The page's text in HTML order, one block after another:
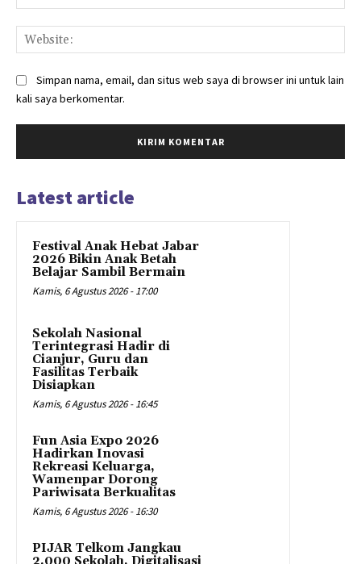
Simpan nama, email, dan situs web saya di browser ini untuk lain
kali saya berkomentar.
Latest article
Festival Anak Hebat Jabar
2026 Bikin Anak Betah
Belajar Sambil Bermain
Kamis, 6 Agustus 2026 - 17:00
Sekolah Nasional
Terintegrasi Hadir di
Cianjur, Guru dan
Fasilitas Terbaik
Disiapkan
Kamis, 6 Agustus 2026 - 16:45
Fun Asia Expo 2026
Hadirkan Inovasi
Rekreasi Keluarga,
Wamenpar Dorong
Pariwisata Berkualitas
Kamis, 6 Agustus 2026 - 16:30
PIJAR Telkom Jangkau
2.000 Sekolah, Digitalisasi